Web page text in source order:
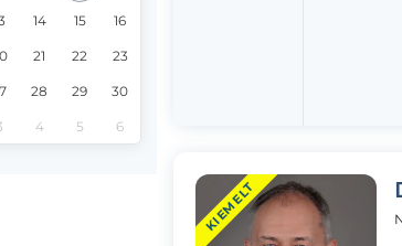
14 15 16
21 22 23
28 29 30
4 5 6
KIEMELT